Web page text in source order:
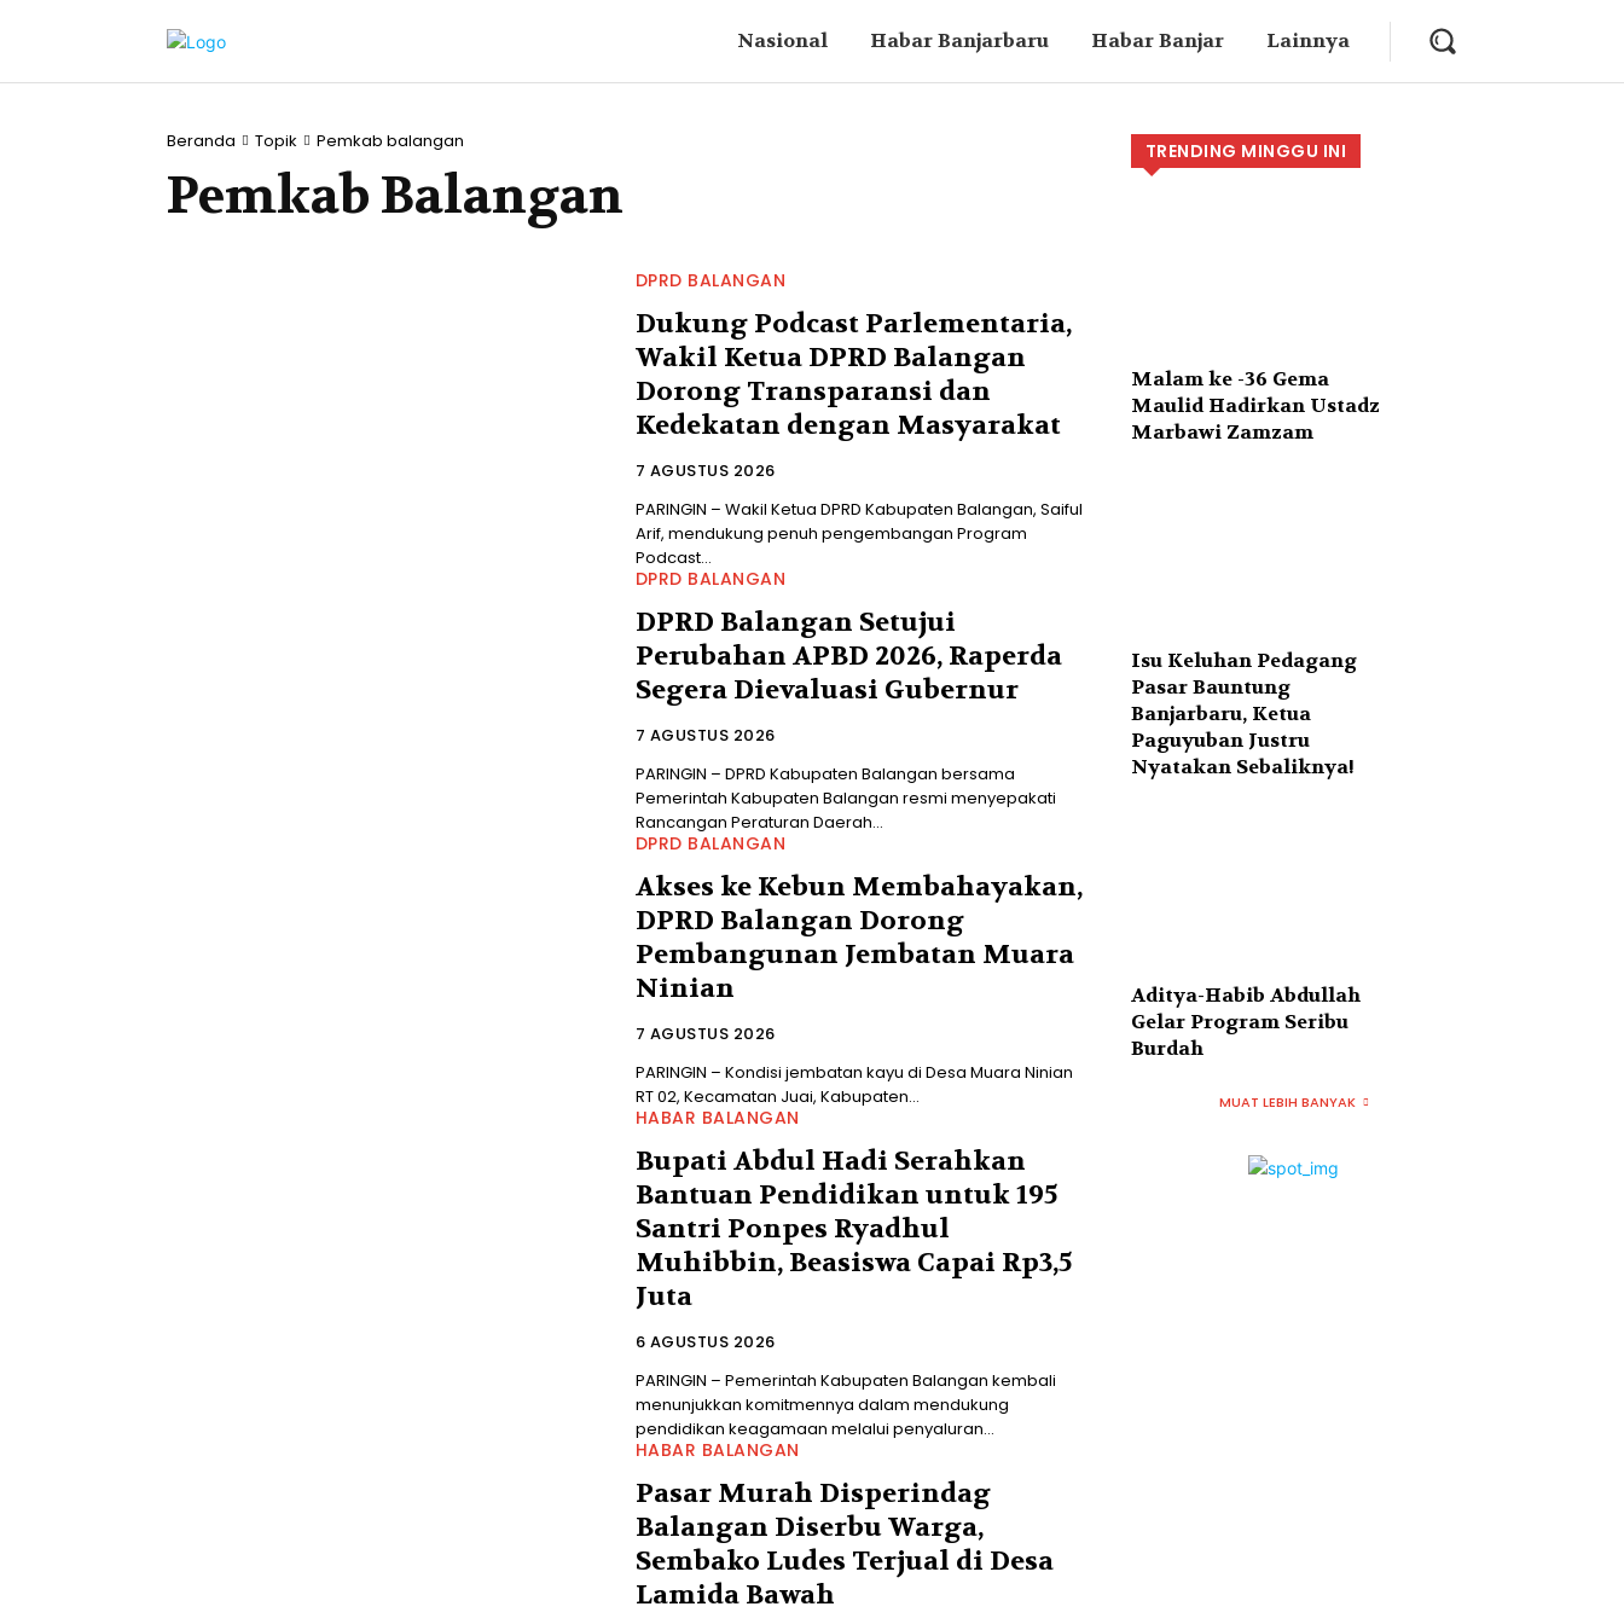
Nasional Habar Banjarbaru Habar Banjar Lainnya
Beranda Topik Pemkab balangan
Pemkab Balangan
DPRD BALANGAN
Dukung Podcast Parlementaria,
Wakil Ketua DPRD Balangan
Dorong Transparansi dan
Kedekatan dengan Masyarakat
7 AGUSTUS 2026
PARINGIN – Wakil Ketua DPRD Kabupaten Balangan, Saiful
Arif, mendukung penuh pengembangan Program
Podcast...
DPRD BALANGAN
DPRD Balangan Setujui
Perubahan APBD 2026, Raperda
Segera Dievaluasi Gubernur
7 AGUSTUS 2026
PARINGIN – DPRD Kabupaten Balangan bersama
Pemerintah Kabupaten Balangan resmi menyepakati
Rancangan Peraturan Daerah...
DPRD BALANGAN
Akses ke Kebun Membahayakan,
DPRD Balangan Dorong
Pembangunan Jembatan Muara
Ninian
7 AGUSTUS 2026
PARINGIN – Kondisi jembatan kayu di Desa Muara Ninian
RT 02, Kecamatan Juai, Kabupaten...
HABAR BALANGAN
Bupati Abdul Hadi Serahkan
Bantuan Pendidikan untuk 195
Santri Ponpes Ryadhul
Muhibbin, Beasiswa Capai Rp3,5
Juta
6 AGUSTUS 2026
PARINGIN – Pemerintah Kabupaten Balangan kembali
menunjukkan komitmennya dalam mendukung
pendidikan keagamaan melalui penyaluran...
HABAR BALANGAN
Pasar Murah Disperindag
Balangan Diserbu Warga,
Sembako Ludes Terjual di Desa
Lamida Bawah
TRENDING MINGGU INI
Malam ke -36 Gema
Maulid Hadirkan Ustadz
Marbawi Zamzam
Isu Keluhan Pedagang
Pasar Bauntung
Banjarbaru, Ketua
Paguyuban Justru
Nyatakan Sebaliknya!
Aditya-Habib Abdullah
Gelar Program Seribu
Burdah
MUAT LEBIH BANYAK